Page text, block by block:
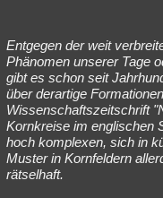
Entgegen der weit
Phänomen unserer Tage
gibt es schon seit
über derartige
Wissenschaftszeitschrift
Kornkreise im englischen
hoch komplexen, sich in
Muster in Kornfeldern
rätselhaft.